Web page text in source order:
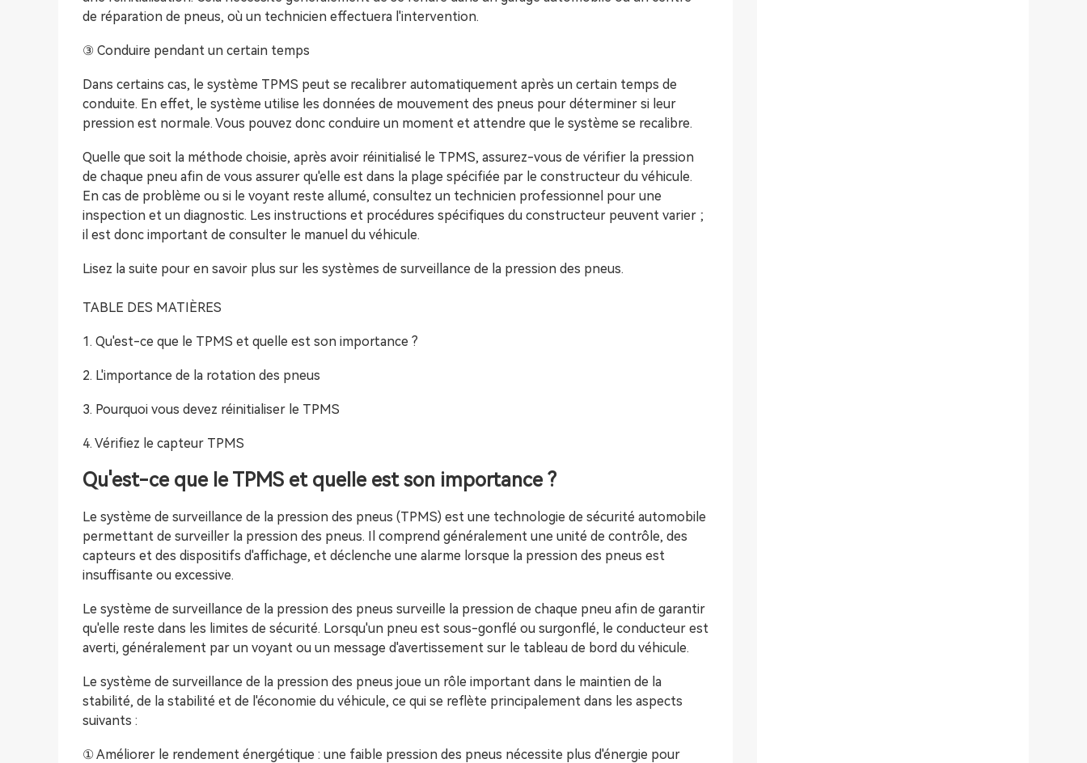
de réparation de pneus, où un technicien effectuera l'intervention.
③ Conduire pendant un certain temps
Dans certains cas, le système TPMS peut se recalibrer automatiquement après un certain temps de
conduite. En effet, le système utilise les données de mouvement des pneus pour déterminer si leur
pression est normale. Vous pouvez donc conduire un moment et attendre que le système se recalibre.
Quelle que soit la méthode choisie, après avoir réinitialisé le TPMS, assurez-vous de vérifier la pression
de chaque pneu afin de vous assurer qu'elle est dans la plage spécifiée par le constructeur du véhicule.
En cas de problème ou si le voyant reste allumé, consultez un technicien professionnel pour une
inspection et un diagnostic. Les instructions et procédures spécifiques du constructeur peuvent varier ;
il est donc important de consulter le manuel du véhicule.
Lisez la suite pour en savoir plus sur les systèmes de surveillance de la pression des pneus.
TABLE DES MATIÈRES
1. Qu'est-ce que le TPMS et quelle est son importance ?
2. L'importance de la rotation des pneus
3. Pourquoi vous devez réinitialiser le TPMS
4. Vérifiez le capteur TPMS
Qu'est-ce que le TPMS et quelle est son importance ?
Le système de surveillance de la pression des pneus (TPMS) est une technologie de sécurité automobile
permettant de surveiller la pression des pneus. Il comprend généralement une unité de contrôle, des
capteurs et des dispositifs d'affichage, et déclenche une alarme lorsque la pression des pneus est
insuffisante ou excessive.
Le système de surveillance de la pression des pneus surveille la pression de chaque pneu afin de garantir
qu'elle reste dans les limites de sécurité. Lorsqu'un pneu est sous-gonflé ou surgonflé, le conducteur est
averti, généralement par un voyant ou un message d'avertissement sur le tableau de bord du véhicule.
Le système de surveillance de la pression des pneus joue un rôle important dans le maintien de la
stabilité, de la stabilité et de l'économie du véhicule, ce qui se reflète principalement dans les aspects
suivants :
① Améliorer le rendement énergétique : une faible pression des pneus nécessite plus d'énergie pour